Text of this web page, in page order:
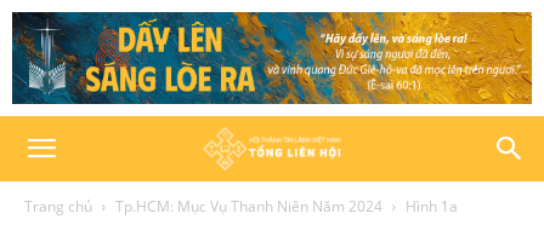
Trang chủ Tp.HCM: Mục Vụ Thanh Niên Năm 2024 Hình 1a